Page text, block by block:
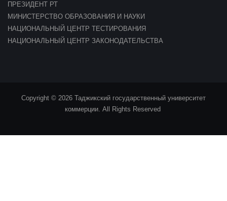
ПРЕЗИДЕНТ РТ
МИНИСТЕРСТВО ОБРАЗОВАНИЯ И НАУКИ
НАЦИОНАЛЬНЫЙ ЦЕНТР ТЕСТИРОВАНИЯ
НАЦИОНАЛЬНЫЙ ЦЕНТР ЗАКОНОДАТЕЛЬСТВА
Copyright © 2026 Таджикский государственный университет
коммерции. All Rights Reserved